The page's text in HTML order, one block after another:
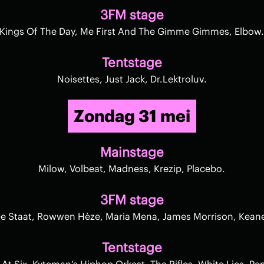
3FM stage
Kings Of The Day, Me First And The Gimme Gimmes, Elbow.
Tentstage
Noisettes, Just Jack, Dr.Lektroluv.
Zondag 31 mei
Mainstage
Milow, Volbeat, Madness, Krezip, Placebo.
3FM stage
Staat, Rowwen Hèze, Maria Mena, James Morrison,
Tentstage